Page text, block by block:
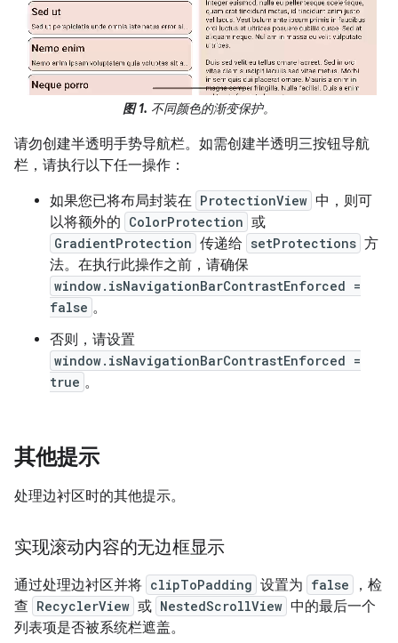
图 1. 不同颜色的渐变保护。
请勿创建半透明手势导航栏。如需创建半透明三按钮导航
栏，请执行以下任一操作：
如果您已将布局封装在 ProtectionView 中，则可
以将额外的 ColorProtection 或
GradientProtection 传递给 setProtections 方
法。在执行此操作之前，请确保
window.isNavigationBarContrastEnforced =
false 。
否则，请设置
window.isNavigationBarContrastEnforced =
true 。
其他提示
处理边衬区时的其他提示。
实现滚动内容的无边框显示
通过处理边衬区并将 clipToPadding 设置为 false
，检
查 RecyclerView 或 NestedScrollView 中的最后一个
列表项是否被系统栏遮盖。